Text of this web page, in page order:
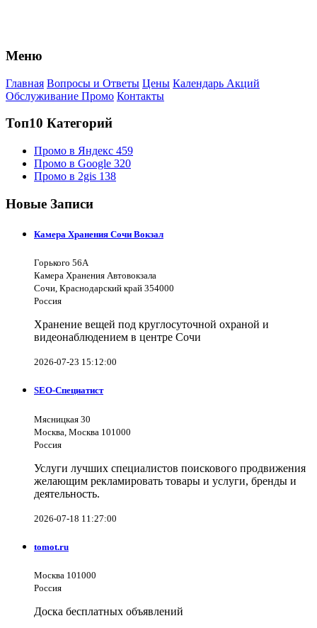
Меню
Главная Вопросы и Ответы Цены Календарь Акций
Обслуживание Промо Контакты
Топ10 Категорий
Промо в Яндекс 459
Промо в Google 320
Промо в 2gis 138
Новые Записи
Камера Хранения Сочи Вокзал
Горького 56А
Камера Хранения Автовокзала
Сочи, Краснодарский край 354000
Россия
Хранение вещей под круглосуточной охраной и
видеонаблюдением в центре Сочи
2026-07-23 15:12:00
SEO-Специатист
Мясницкая 30
Москва, Москва 101000
Россия
Услуги лучших специалистов поискового продвижения
желающим рекламировать товары и услуги, бренды и
деятельность.
2026-07-18 11:27:00
tomot.ru
Москва 101000
Россия
Доска бесплатных объявлений